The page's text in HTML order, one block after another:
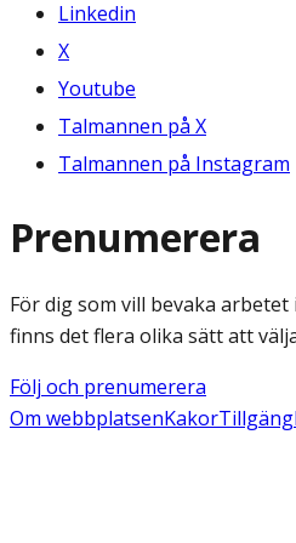
Linkedin
X
Youtube
Talmannen på X
Talmannen på Instagram
Prenumerera
För dig som vill bevaka
finns det flera olika sätt att
Följ och prenumerera
Om webbplatsenKakor